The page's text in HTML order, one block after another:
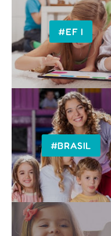
#EF I
#BRASIL